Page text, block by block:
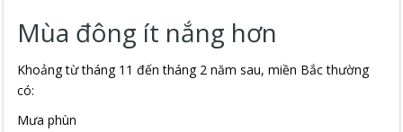
Mùa đông ít nắng hơn
Khoảng từ tháng 11 đến tháng 2 năm sau, miền Bắc thường
có:
Mưa phùn